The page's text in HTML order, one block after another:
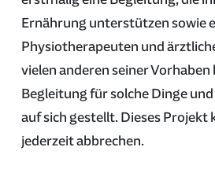
Ernährung unterstützen sowie
Physiotherapeuten und
vielen anderen seiner
Begleitung für solche Dinge
auf sich gestellt. Dieses Projekt
jederzeit abbrechen.